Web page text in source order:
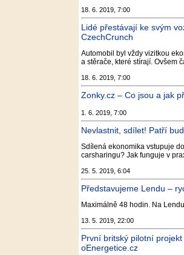
18. 6. 2019, 7:00
Lidé přestávají ke svým
CzechCrunch
Automobil byl vždy vizitkou
a stěrače, které stírají. Ovšem
18. 6. 2019, 7:00
Zonky.cz – Co jsou a jak
1. 6. 2019, 7:00
Nevlastnit, sdílet! Patří
Sdílená ekonomika vstupuje
carsharingu? Jak funguje v
25. 5. 2019, 6:04
Představujeme Lendu –
Maximálně 48 hodin. Na
13. 5. 2019, 22:00
První britský pilotní
oEnergetice.cz